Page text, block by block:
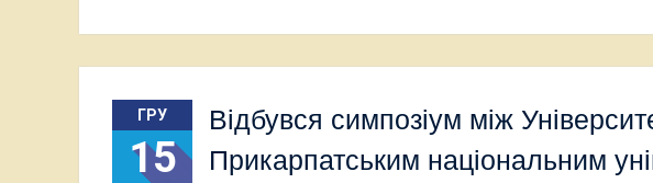
ГРУ
15
Відбувся симпозіум між
Прикарпатським національним